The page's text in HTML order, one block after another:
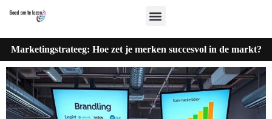
Marketingstrateeg: Hoe zet je merken succesvol in de markt?